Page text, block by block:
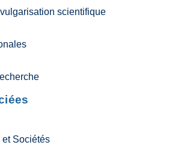
scientifique
Sociétés